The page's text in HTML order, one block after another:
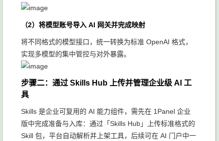
（2）将模型账号导入 AI 网关并完成映射
将不同格式的模型接口，统一转换为标准 OpenAI 格式，
实现多模型的集中管控与对外暴露。
步骤二：通过 Skills Hub 上传并管理企业级 AI 工
具
Skills 是企业可复用的 AI 能力组件，需先在 1Panel 企业
版中完成准备与入库：通过「Skills Hub」上传标准格式的
Skill 包，平台自动解析并上架工具，后续可在 AI 门户中一